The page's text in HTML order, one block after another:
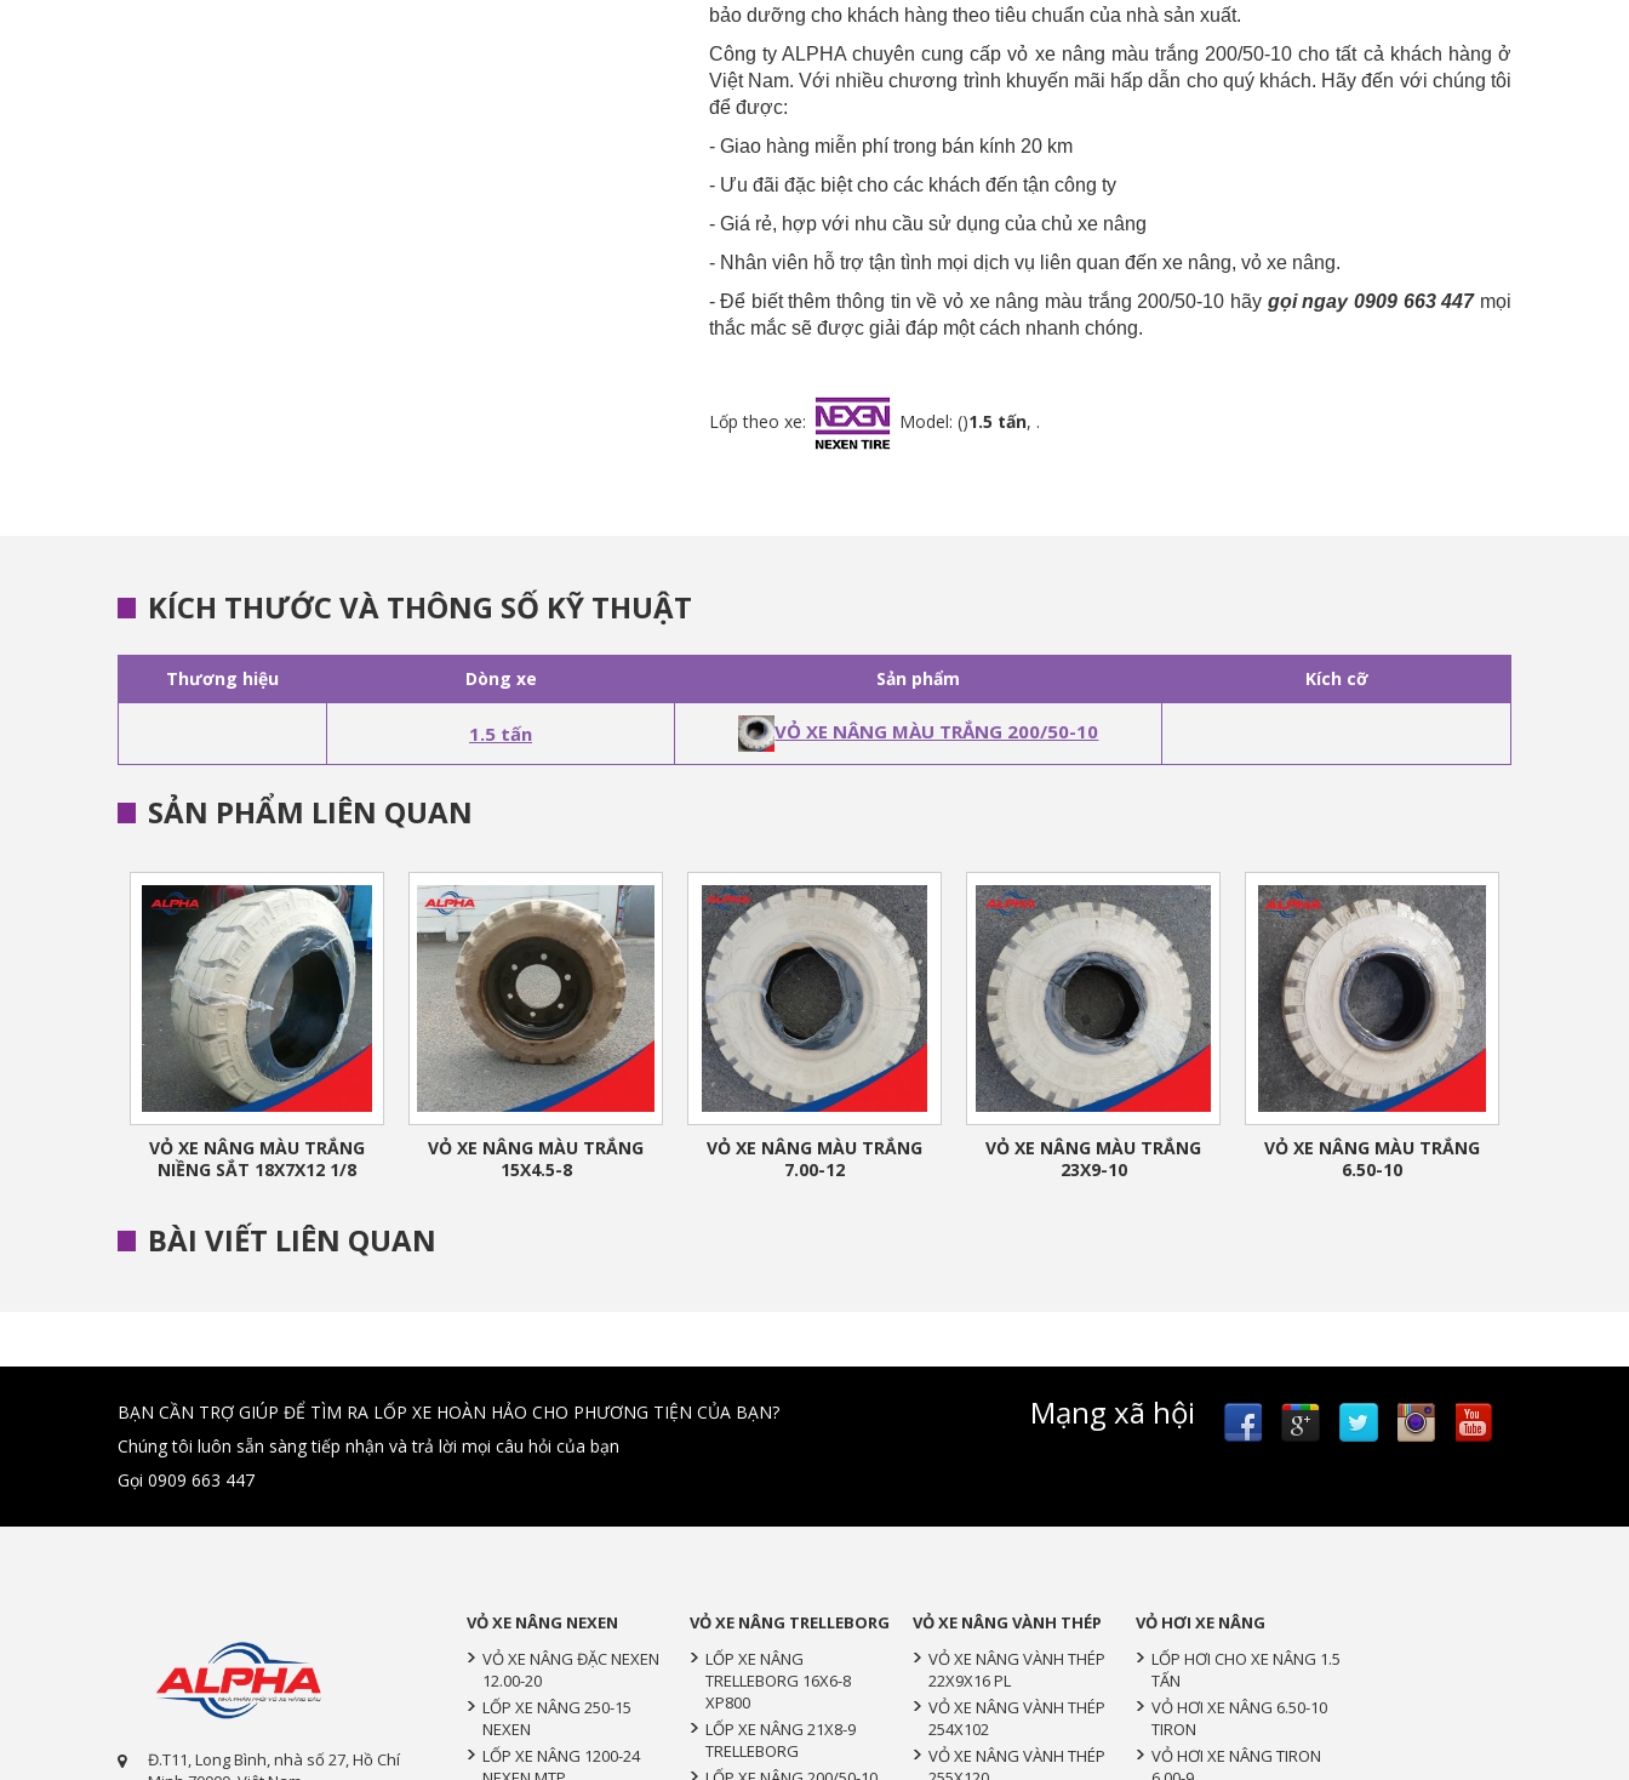
bảo dưỡng cho khách hàng theo tiêu chuẩn của nhà sản xuất.
Công ty ALPHA chuyên cung cấp vỏ xe nâng màu trắng 200/50-10 cho tất cả khách hàng ở
Việt Nam. Với nhiều chương trình khuyến mãi hấp dẫn cho quý khách. Hãy đến với chúng tôi
để được:
- Giao hàng miễn phí trong bán kính 20 km
- Ưu đãi đặc biệt cho các khách đến tận công ty
- Giá rẻ, hợp với nhu cầu sử dụng của chủ xe nâng
- Nhân viên hỗ trợ tận tình mọi dịch vụ liên quan đến xe nâng, vỏ xe nâng.
- Để biết thêm thông tin về vỏ xe nâng màu trắng 200/50-10 hãy gọi ngay 0909 663 447mọi
thắc mắc sẽ được giải đáp một cách nhanh chóng.
Lốp theo xe: Model: ()1.5 tấn, .
KÍCH THƯỚC VÀ THÔNG SỐ KỸ THUẬT
Thương hiệu Dòng xe Sản phẩm Kích cỡ
1.5 tấn VỎ XE NÂNG MÀU TRẮNG 200/50-10
SẢN PHẨM LIÊN QUAN
VỎ XE NÂNG MÀU TRẮNG
NIỀNG SẮT 18X7X12 1/8
VỎ XE NÂNG MÀU TRẮNG
15X4.5-8
VỎ XE NÂNG MÀU TRẮNG
7.00-12
VỎ XE NÂNG MÀU TRẮNG
23X9-10
VỎ XE NÂNG MÀU TRẮNG
6.50-10
BÀI VIẾT LIÊN QUAN
BẠN CẦN TRỢ GIÚP ĐỂ TÌM RA LỐP XE HOÀN HẢO CHO PHƯƠNG TIỆN CỦA BẠN?
Chúng tôi luôn sẵn sàng tiếp nhận và trả lời mọi câu hỏi của bạn
Gọi 0909 663 447
Mạng xã hội
Đ.T11, Long Bình, nhà số 27, Hồ Chí
VỎ XE NÂNG NEXEN
VỎ XE NÂNG ĐẶC NEXEN
12.00-20
LỐP XE NÂNG 250-15
NEXEN
LỐP XE NÂNG 1200-24
VỎ XE NÂNG TRELLEBORG
LỐP XE NÂNG
TRELLEBORG 16X6-8
XP800
LỐP XE NÂNG 21X8-9
TRELLEBORG
VỎ XE NÂNG VÀNH THÉP
VỎ XE NÂNG VÀNH THÉP
22X9X16 PL
VỎ XE NÂNG VÀNH THÉP
254X102
VỎ XE NÂNG VÀNH THÉP
VỎ HƠI XE NÂNG
LỐP HƠI CHO XE NÂNG 1.5
TẤN
VỎ HƠI XE NÂNG 6.50-10
TIRON
VỎ HƠI XE NÂNG TIRON